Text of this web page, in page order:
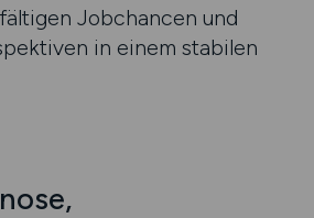
Jobchancen und
in einem stabilen